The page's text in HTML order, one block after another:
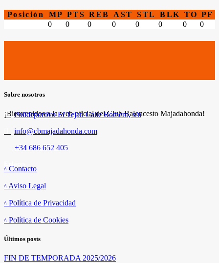
Posición MP PTS REB AST STL BLK TO PF
0
0 0 0 0 0 0 0
Sobre nosotros
¡Bienvenidos a la web oficial del Club Baloncesto Majadahonda!
Polideportivo El Tejar. Calle Romero, s/n
info@cbmajadahonda.com
+34 686 652 405
Contacto
Aviso Legal
Política de Privacidad
Política de Cookies
Últimos posts
FIN DE TEMPORADA 2025/2026